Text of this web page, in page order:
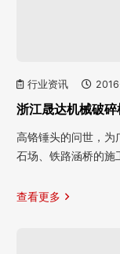
行业资讯
浙江晟达机械破
高铬锤头的问世，为
石场、铁路涵桥的
查看更多